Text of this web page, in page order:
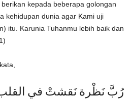
kepada beberapa golongan
kehidupan dunia agar Kami uji
itu. Karunia Tuhanmu lebih baik dan
رُبَّ نَظْرة نَقشتْ في